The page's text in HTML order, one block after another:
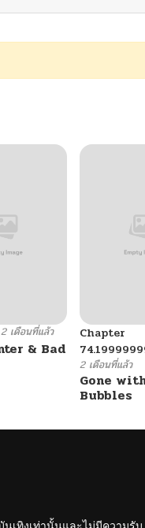
2 เดือนที่แล้ว
& Bad
Chapter
2 เดือนที่แล้ว
Gone
Bubbles